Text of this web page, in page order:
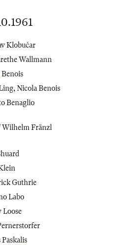
Klobučar
Wallmann
,Nicola Benois
Benaglio
Wilhelm Fränzl
Guthrie
Labo
Loose
Paskalis